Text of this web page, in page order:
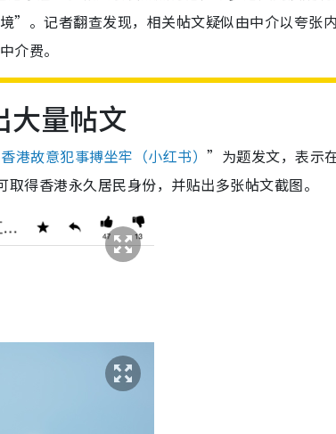
。记者翻查发现，相关帖文疑似由中介以夸张
费。
大量帖文
港故意犯事搏坐牢（小红书）”为题发文，表示
得香港永久居民身份，并贴出多张帖文截图。